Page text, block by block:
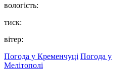
вологість:
тиск:
вітер:
Погода у Кременчуці Погода у
Мелітополі